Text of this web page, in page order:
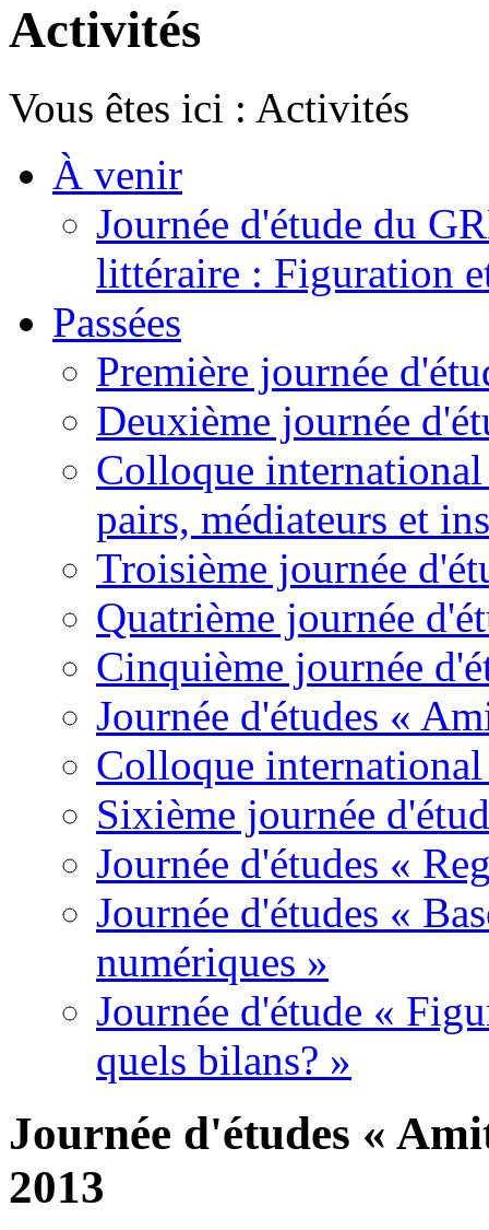
Activités
Vous êtes ici : Activités
À venir
Journée d'étude du
littéraire : Figuration
Passées
Première journée
Deuxième journée
Colloque
pairs, médiateurs et
Troisième journée
Quatrième journée
Cinquième journée
Journée d'études «
Colloque
Sixième journée
Journée d'études «
Journée d'études «
numériques »
Journée d'étude «
quels bilans? »
Journée d'études «
2013